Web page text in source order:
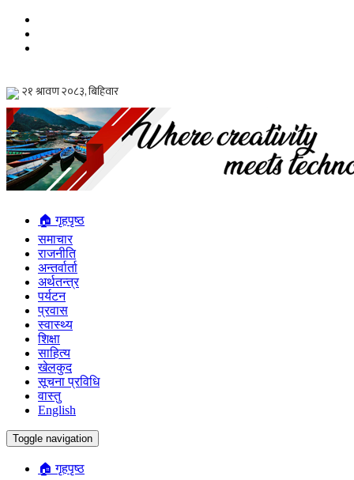
🏠 गृहपृष्ठ
समाचार
राजनीति
अन्तर्वार्ता
अर्थतन्त्र
पर्यटन
प्रवास
स्वास्थ्य
शिक्षा
साहित्य
खेलकुद
सूचना प्रविधि
वास्तु
English
Toggle navigation
🏠 गृहपृष्ठ